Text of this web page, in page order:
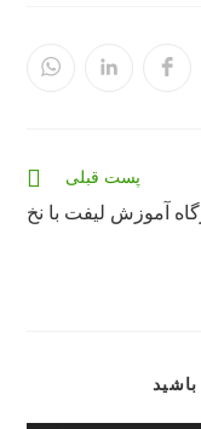
در
در
در
پست قبلی
آموزش لیفت با نخ